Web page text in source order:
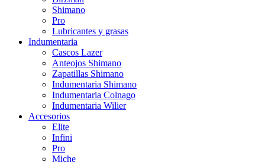
Shimano
Pro
Lubricantes y grasas
Indumentaria
Cascos Lazer
Anteojos Shimano
Zapatillas Shimano
Indumentaria Shimano
Indumentaria Colnago
Indumentaria Wilier
Accesorios
Elite
Infini
Pro
Miche